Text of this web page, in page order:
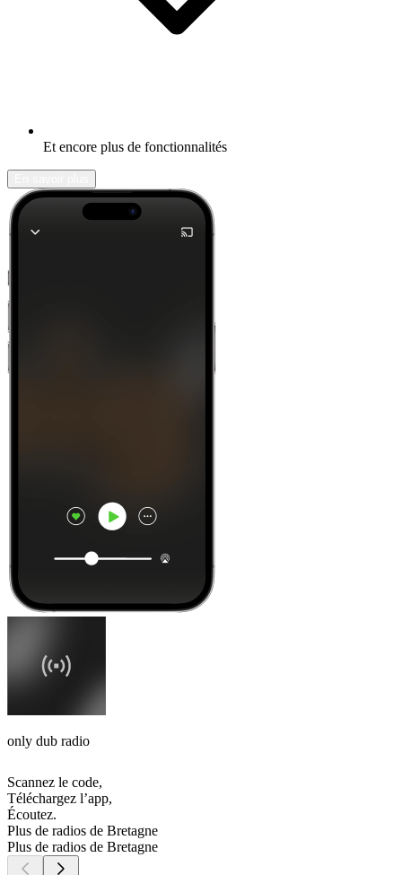
Et encore plus de fonctionnalités
only dub radio
Scannez le code,
Téléchargez l’app,
Écoutez.
Plus de radios de Bretagne
Plus de radios de Bretagne